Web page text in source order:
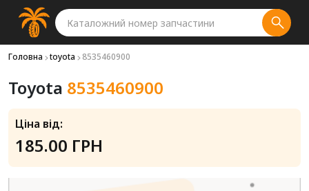
Головна toyota 8535460900
Toyota 8535460900
Ціна від:
185.00 ГРН